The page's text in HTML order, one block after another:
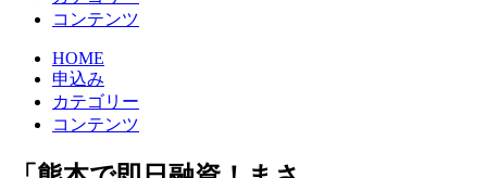
コンテンツ
HOME
申込み
カテゴリー
コンテンツ